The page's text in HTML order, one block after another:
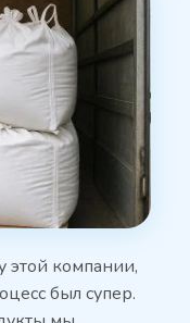
этой компании,
был супер.